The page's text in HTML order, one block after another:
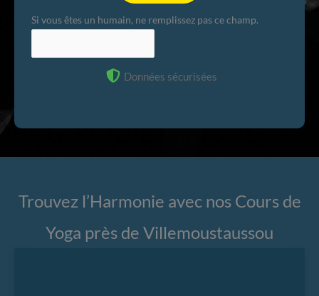
Si vous êtes un humain, ne remplissez pas ce champ.
Données sécurisées
Trouvez l’Harmonie avec nos Cours de
Yoga près de Villemoustaussou